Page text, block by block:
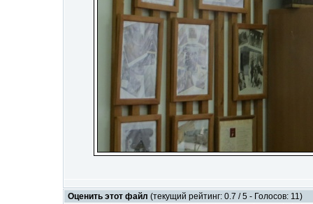
Оценить этот файл (текущий рейтинг: 0.7 / 5 - Голосов: 11)